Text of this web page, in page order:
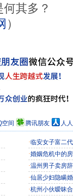
其多？
）
空间 腾讯朋友 人
·临安女子富二
·婚姻危机中的
·温州男子卖房
·仙居少妇隐瞒
·杭州小伙暧昧